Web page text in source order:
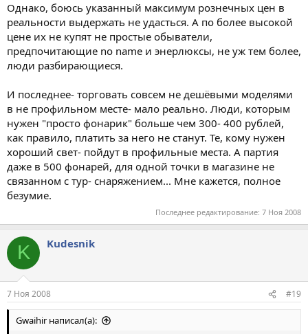
Однако, боюсь указанный максимум рознечных цен в
реальности выдержать не удасться. А по более высокой
цене их не купят не простые обыватели,
предпочитающие no name и энерлюксы, не уж тем более,
люди разбирающиеся.
И последнее- торговать совсем не дешёвыми моделями
в не профильном месте- мало реально. Люди, которым
нужен "просто фонарик" больше чем 300- 400 рублей,
как правило, платить за него не станут. Те, кому нужен
хороший свет- пойдут в профильные места. А партия
даже в 500 фонарей, для одной точки в магазине не
связанном с тур- снаряжением... Мне кажется, полное
безумие.
Последнее редактирование: 7 Ноя 2008
K Kudesnik
7 Ноя 2008 #19
Gwaihir написал(а):